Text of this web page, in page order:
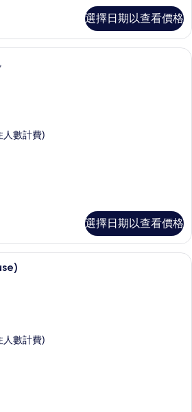
選擇日期以查看價格
客房, 1 間臥室, 海灣景觀 | 高級寢具、
人數計費)
選擇日期以查看價格
套房, 1 間臥室 (Penthouse) | 高級寢
人數計費)